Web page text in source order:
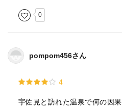
0
pompom456さん
4
宇佐見と訪れた温泉で何の因